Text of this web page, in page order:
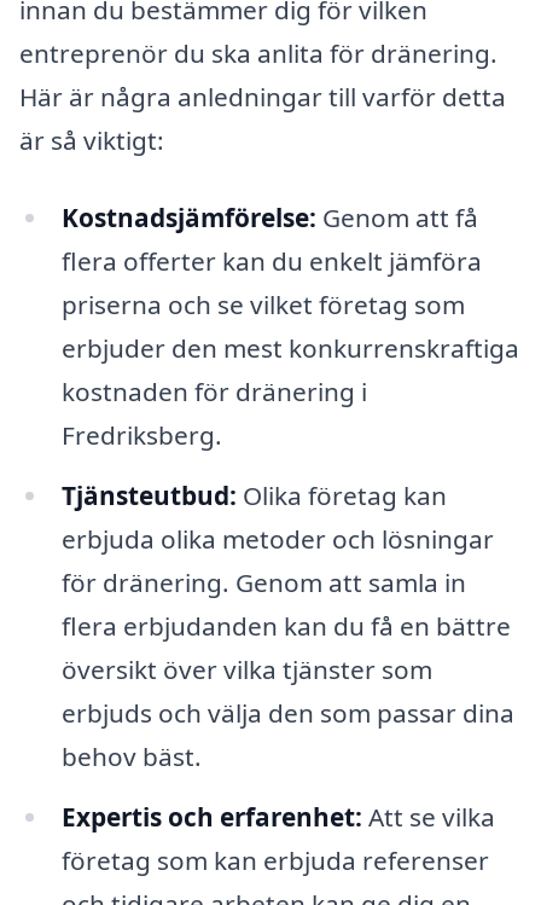
innan du bestämmer dig för vilken
entreprenör du ska anlita för dränering.
Här är några anledningar till varför detta
är så viktigt:
Kostnadsjämförelse: Genom att få
flera offerter kan du enkelt jämföra
priserna och se vilket företag som
erbjuder den mest konkurrenskraftiga
kostnaden för dränering i
Fredriksberg.
Tjänsteutbud: Olika företag kan
erbjuda olika metoder och lösningar
för dränering. Genom att samla in
flera erbjudanden kan du få en bättre
översikt över vilka tjänster som
erbjuds och välja den som passar dina
behov bäst.
Expertis och erfarenhet: Att se vilka
företag som kan erbjuda referenser